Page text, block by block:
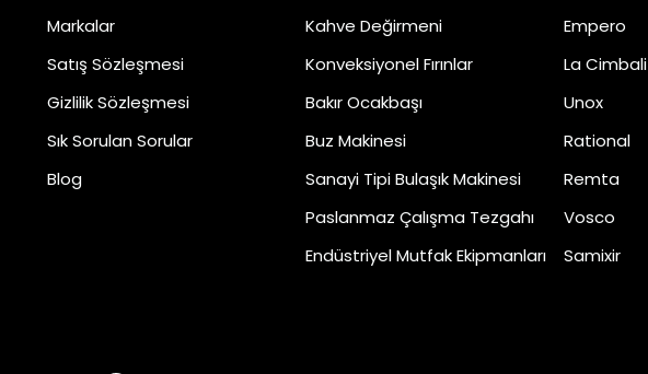
Markalar
Satış Sözleşmesi
Gizlilik Sözleşmesi
Sık Sorulan Sorular
Blog
Kahve Değirmeni
Konveksiyonel Fırınlar
Bakır Ocakbaşı
Buz Makinesi
Sanayi Tipi Bulaşık Makinesi
Paslanmaz Çalışma Tezgahı
Endüstriyel Mutfak Ekipmanları
Empero
La Cimbali
Unox
Rational
Remta
Vosco
Samixir